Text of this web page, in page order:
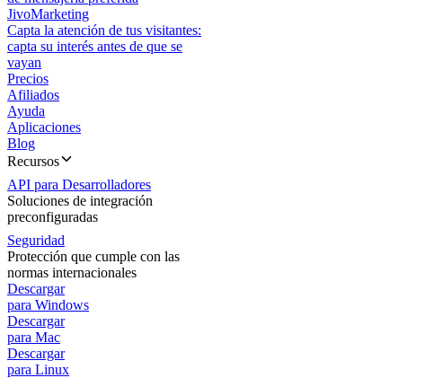
JivoMarketing
Capta la atención de tus visitantes:
capta su interés antes de que se
vayan
Precios
Afiliados
Ayuda
Aplicaciones
Blog
Recursos
API para Desarrolladores
Soluciones de integración
preconfiguradas
Seguridad
Protección que cumple con las
normas internacionales
Descargar
para Windows
Descargar
para Mac
Descargar
para Linux